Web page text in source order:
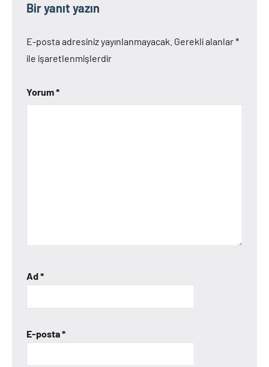
Bir yanıt yazın
E-posta adresiniz yayınlanmayacak. Gerekli alanlar*
ile işaretlenmişlerdir
Yorum*
Ad*
E-posta*